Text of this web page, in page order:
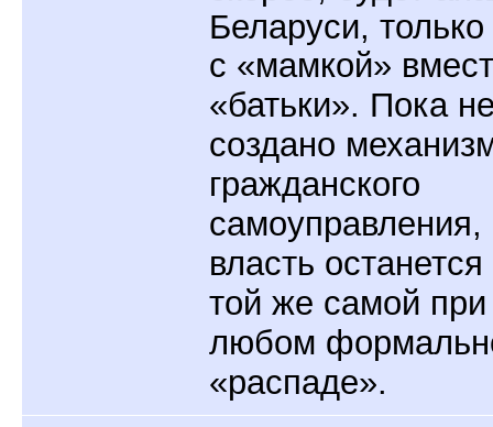
Беларуси, только
с «мамкой»
«батьки». Пока
создано
гражданского
самоуправления,
власть останется
той же самой при
любом
«распаде».